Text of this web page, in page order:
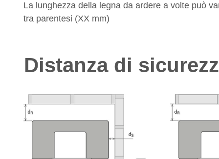
La lunghezza della legna da ardere a volte può
tra parentesi (XX mm)
Distanza di